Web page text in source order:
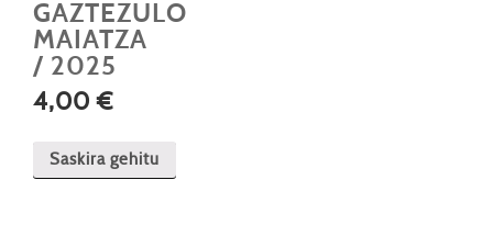
GAZTEZULO
MAIATZA
/ 2025
4,00€
Saskira gehitu